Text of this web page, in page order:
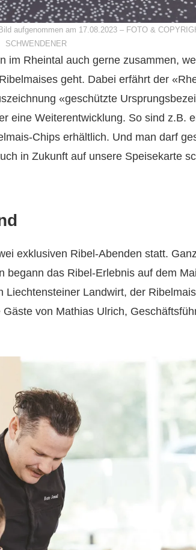
aufgenommen am 17.08.2023 – FOTO &
SCHWENDENER
im Rheintal auch gerne zusammen,
geht. Dabei erfährt der
«geschützte
eine Weiterentwicklung. So sind z.B.
Chips erhältlich. Und man darf
in Zukunft auf unsere Speisekarte
exklusiven Ribel-Abenden statt.
begann das Ribel-Erlebnis auf dem
Liechtensteiner Landwirt, der
von Mathias Ulrich,